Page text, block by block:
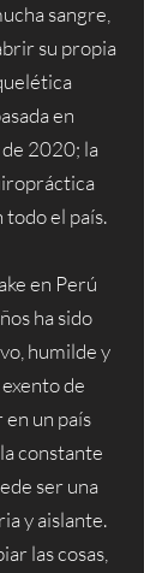
sangre,
su propia
en
2020; la
todo el país.
en Perú
ha sido
humilde y
de
un país
constante
ser una
y aislante.
las cosas,